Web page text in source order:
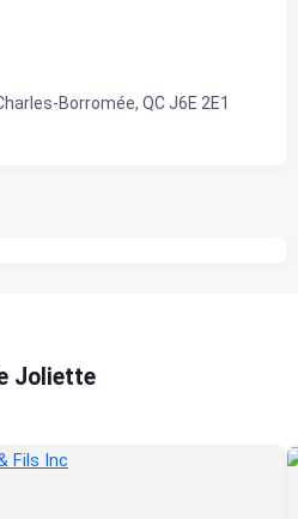
Borromée, QC J6E 2E1
Joliette